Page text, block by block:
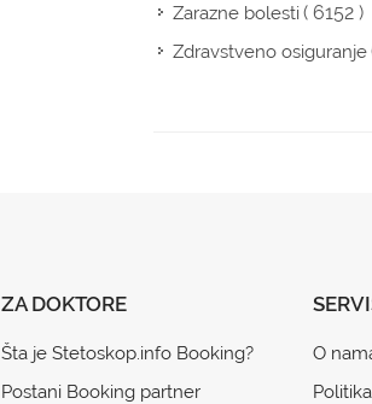
Zarazne bolesti( 6152 )
Zdravstveno osiguranje
ZA DOKTORE
Šta je Stetoskop.info Booking?
Postani Booking partner
O